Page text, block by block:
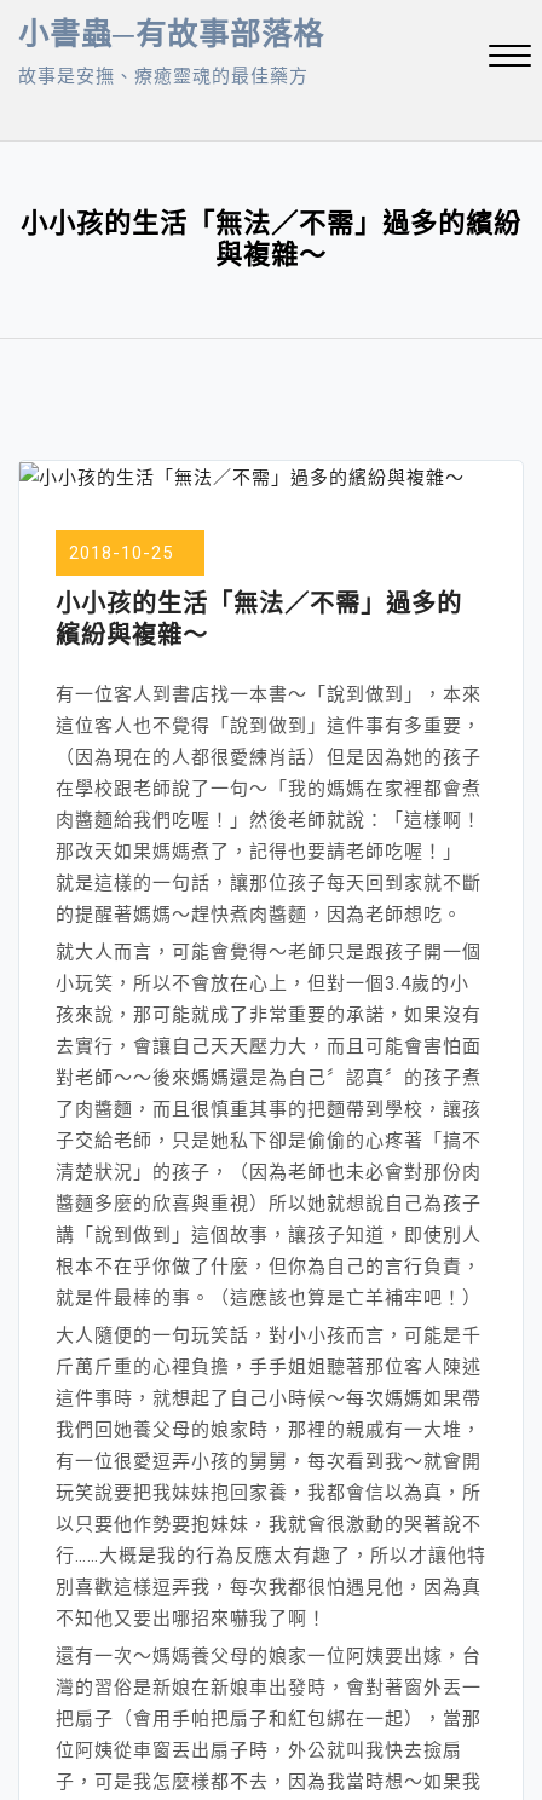
Skip
content
小書蟲─有故事部落格
故事是安撫、療癒靈魂的最佳藥方
小小孩的生活「無法／不需」過多的繽紛
與複雜～
2018-10-25
小小孩的生活「無法／不需」過多的
繽紛與複雜～
有一位客人到書店找一本書～「說到做到」，本來
這位客人也不覺得「說到做到」這件事有多重要，
（因為現在的人都很愛練肖話）但是因為她的孩子
在學校跟老師說了一句～「我的媽媽在家裡都會煮
肉醬麵給我們吃喔！」然後老師就說：「這樣啊！
那改天如果媽媽煮了，記得也要請老師吃喔！」
就是這樣的一句話，讓那位孩子每天回到家就不斷
的提醒著媽媽～趕快煮肉醬麵，因為老師想吃。
就大人而言，可能會覺得～老師只是跟孩子開一個
小玩笑，所以不會放在心上，但對一個3.4歲的小
孩來說，那可能就成了非常重要的承諾，如果沒有
去實行，會讓自己天天壓力大，而且可能會害怕面
對老師～～後來媽媽還是為自己〞認真〞的孩子煮
了肉醬麵，而且很慎重其事的把麵帶到學校，讓孩
子交給老師，只是她私下卻是偷偷的心疼著「搞不
清楚狀況」的孩子，（因為老師也未必會對那份肉
醬麵多麼的欣喜與重視）所以她就想說自己為孩子
講「說到做到」這個故事，讓孩子知道，即使別人
根本不在乎你做了什麼，但你為自己的言行負責，
就是件最棒的事。（這應該也算是亡羊補牢吧！）
大人隨便的一句玩笑話，對小小孩而言，可能是千
斤萬斤重的心裡負擔，手手姐姐聽著那位客人陳述
這件事時，就想起了自己小時候～每次媽媽如果帶
我們回她養父母的娘家時，那裡的親戚有一大堆，
有一位很愛逗弄小孩的舅舅，每次看到我～就會開
玩笑說要把我妹妹抱回家養，我都會信以為真，所
以只要他作勢要抱妹妹，我就會很激動的哭著說不
行……大概是我的行為反應太有趣了，所以才讓他特
別喜歡這樣逗弄我，每次我都很怕遇見他，因為真
不知他又要出哪招來嚇我了啊！
還有一次～媽媽養父母的娘家一位阿姨要出嫁，台
灣的習俗是新娘在新娘車出發時，會對著窗外丟一
把扇子（會用手帕把扇子和紅包綁在一起），當那
位阿姨從車窗丟出扇子時，外公就叫我快去撿扇
子，可是我怎麼樣都不去，因為我當時想～如果我